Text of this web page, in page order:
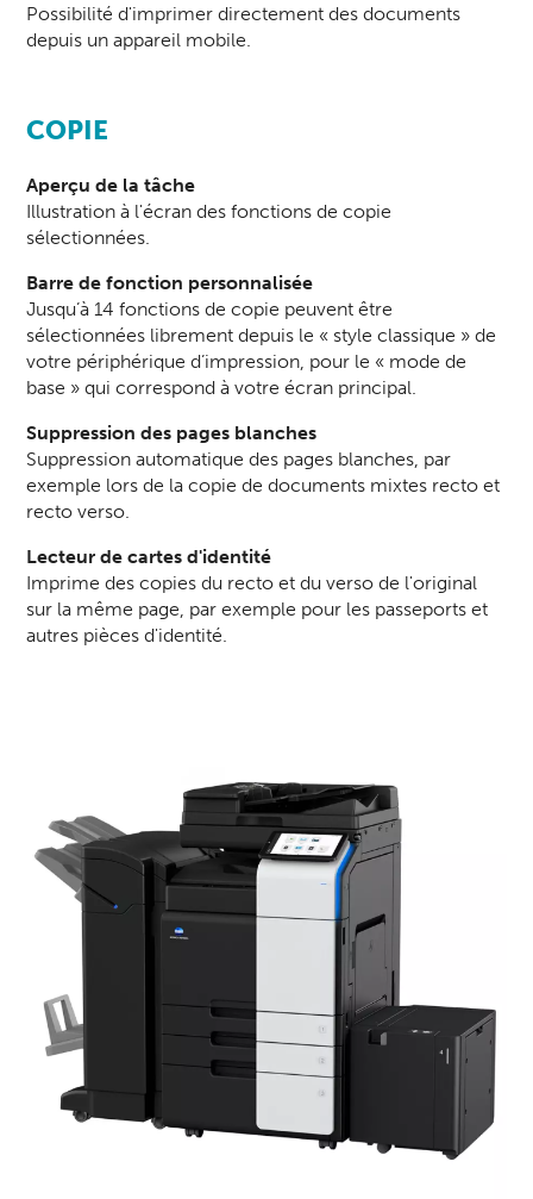
Possibilité d'imprimer directement des documents
depuis un appareil mobile.
COPIE
Aperçu de la tâche
Illustration à l'écran des fonctions de copie
sélectionnées.
Barre de fonction personnalisée
Jusqu’à 14 fonctions de copie peuvent être
sélectionnées librement depuis le « style classique » de
votre périphérique d’impression, pour le « mode de
base » qui correspond à votre écran principal.
Suppression des pages blanches
Suppression automatique des pages blanches, par
exemple lors de la copie de documents mixtes recto et
recto verso.
Lecteur de cartes d'identité
Imprime des copies du recto et du verso de l'original
sur la même page, par exemple pour les passeports et
autres pièces d'identité.